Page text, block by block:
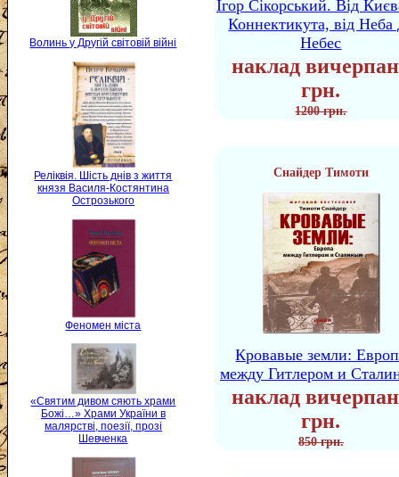
Волинь у Другій світовій війні
Реліквія. Шість днів з життя
князя Василя-Костянтина
Острозького
Феномен міста
«Святим дивом сяють храми
Божі…» Храми України в
малярстві, поезії, прозі
Шевченка
Ігор Сікорський. Від
Коннектикута, від Неба
Небес
наклад
грн.
1200 грн.
Снайдер Тимоти
Кровавые земли:
между Гитлером и
наклад
грн.
850 грн.